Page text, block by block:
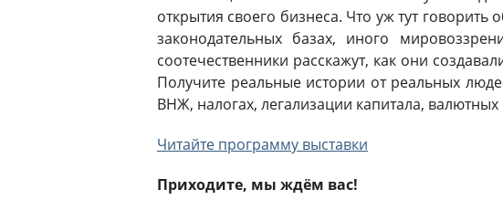
открытия своего бизнеса. Что уж тут
законодательных базах, иного
соотечественники расскажут, как они
Получите реальные истории от реальных
ВНЖ, налогах, легализации капитала,
Читайте программу выставки
Приходите, мы ждём вас!